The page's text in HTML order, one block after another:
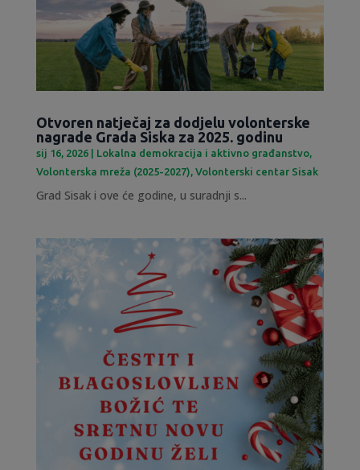
Otvoren natječaj za dodjelu volonterske
nagrade Grada Siska za 2025. godinu
sij 16, 2026| Lokalna demokracija i aktivno građanstvo,
Volonterska mreža (2025-2027), Volonterski centar Sisak
Grad Sisak i ove će godine, u suradnji s...